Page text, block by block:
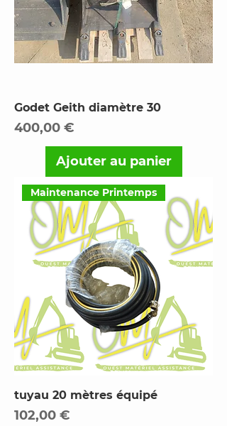
Godet Geith diamètre 30
Prix
400,00 €
Ajouter au panier
Maintenance Printemps
tuyau 20 mètres équipé
Prix
102,00 €